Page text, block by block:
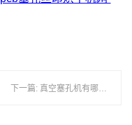
下一篇: 真空塞孔机有哪些品牌厂家?（真空树脂塞孔机供应商推荐）